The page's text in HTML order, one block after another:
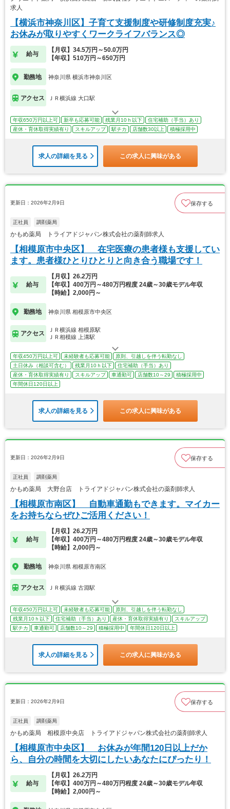
求人
【横浜市神奈川区】子育て支援制度や研修制度充実♪
お休みが取りやすくワークライフバランス◎
給与
【月収】34.5万円～50.0万円
【年収】510万円～650万円
勤務地 神奈川県 横浜市神奈川区
アクセス ＪＲ横浜線 大口駅
年収650万円以上可 新卒も応募可能 残業月10ｈ以下
住宅補助（手当）あり
産休・育休取得実績有り
スキルアップ 駅チカ 店舗数30以上 積極採用中
求人の詳細を見る この求人に興味がある
更新日：2026年2月9日 保存する
正社員 調剤薬局
かもめ薬局 トライアドジャパン株式会社の薬剤師求人
【相模原市中央区】 在宅医療の患者様も支援してい
ます。患者様ひとりひとりと向き合う職場です！
給与
【月収】26.2万円
【年収】400万円～480万円程度 24歳～30歳モデル年収
【時給】2,000円～
勤務地 神奈川県 相模原市中央区
アクセス
ＪＲ横浜線 相模原駅
ＪＲ相模線 上溝駅
年収450万円以上可 未経験者も応募可能
原則、引越しを伴う転勤なし
土日休み（相談可含む）
残業月10ｈ以下
住宅補助（手当）あり
産休・育休取得実績有り
スキルアップ 車通勤可 店舗数10～29
積極採用中
年間休日120日以上
求人の詳細を見る この求人に興味がある
更新日：2026年2月9日 保存する
正社員 調剤薬局
かもめ薬局 大野台店 トライアドジャパン株式会社の薬剤師求人
【相模原市南区】 自動車通勤もできます。マイカー
をお持ちならぜひご活用ください！
給与
【月収】26.2万円
【年収】400万円～480万円程度 24歳～30歳モデル年収
【時給】2,000円～
勤務地 神奈川県 相模原市南区
アクセス ＪＲ横浜線 古淵駅
年収450万円以上可 未経験者も応募可能
原則、引越しを伴う転勤なし
残業月10ｈ以下
住宅補助（手当）あり 産休・育休取得実績有り
スキルアップ
駅チカ
車通勤可 店舗数10～29 積極採用中 年間休日120日以上
求人の詳細を見る この求人に興味がある
更新日：2026年2月9日 保存する
正社員 調剤薬局
かもめ薬局 相模原中央店 トライアドジャパン株式会社の薬剤師求人
【相模原市中央区】 お休みが年間120日以上だか
ら、自分の時間を大切にしたいあなたにぴったり！
給与
【月収】26.2万円
【年収】400万円～480万円程度 24歳～30歳モデル年収
【時給】2,000円～